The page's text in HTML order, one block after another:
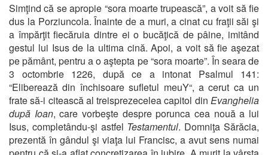
Simţind că se apropie “sora moarte trupească”, a voit să fie
dus la Porziuncola. Înainte de a muri, a cinat cu fraţii săi şi
a împărţit fiecăruia dintre ei o bucăţică de pâine, imitând
gestul lui Isus de la ultima cină. Apoi, a voit să fie aşezat
pe pământ, pentru a o aştepta pe “sora moarte”. În seara de
3 octombrie 1226, după ce a intonat Psalmul 141:
“Eliberează din închisoare sufletul meuY“, a cerut ca un
frate să-i citească al treisprezecelea capitol din Evanghelia
după Ioan, care vorbeşte despre porunca cea nouă a lui
Isus, completându-şi astfel Testamentul. Domniţa Sărăcia,
prezentă în gândul şi viaţa lui Francisc, a avut sens numai